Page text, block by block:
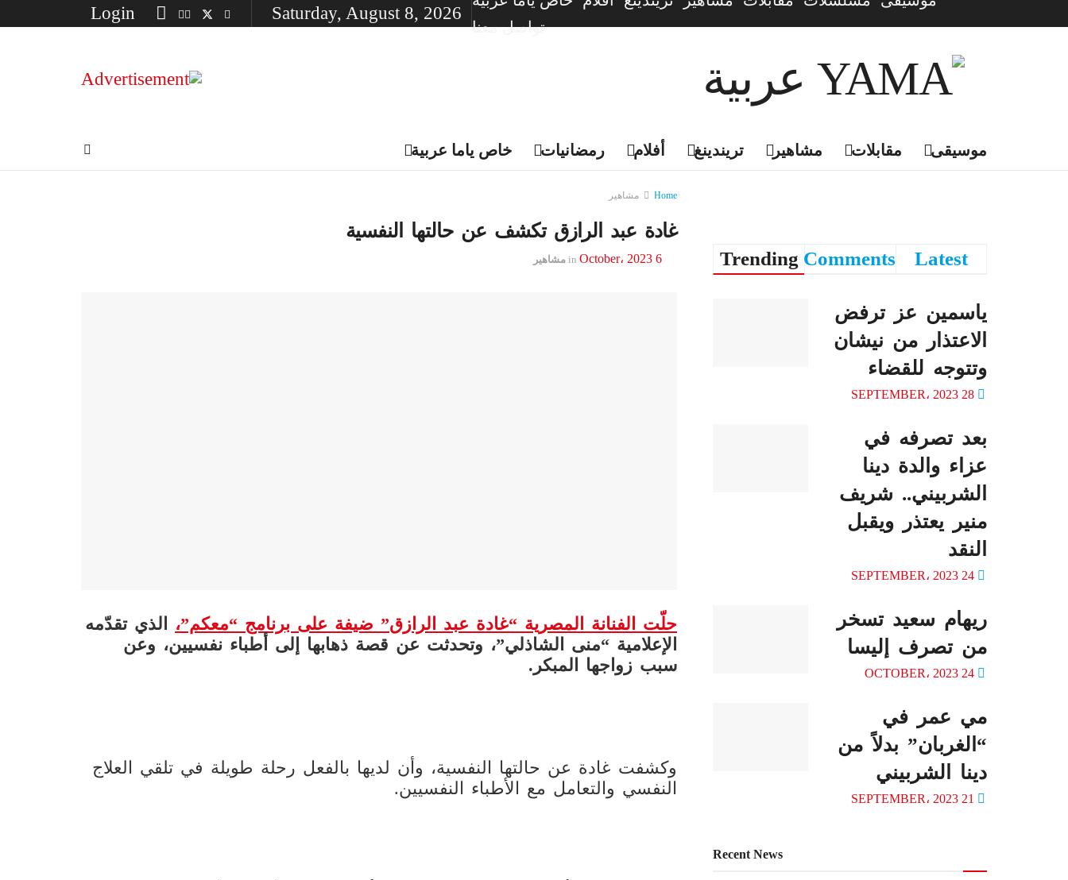
تواصل معنا
Saturday, August 8, 2026
خاص ياما عربية رمضانيات أفلام تريندينغ مشاهير مقابلات موسيقى
Home مشاهير
غادة عبد الرازق تكشف عن حالتها النفسية
6 October، 2023 in مشاهير
حلّت الفنانة المصرية “غادة عبد الرازق” ضيفة على برنامج “معكم”، الذي تقدّمه
الإعلامية “منى الشاذلي”، وتحدثت عن قصة ذهابها إلى أطباء نفسيين، وعن
سبب زواجها المبكر.
وكشفت غادة عن حالتها النفسية، وأن لديها بالفعل رحلة طويلة في تلقي العلاج
النفسي والتعامل مع الأطباء النفسيين.
Trending Comments Latest
ياسمين عز ترفض
الاعتذار من نيشان
وتتوجه للقضاء
بعد تصرفه في
عزاء والدة دينا
الشربيني.. شريف
منير يعتذر ويقبل
النقد
ريهام سعيد تسخر
من تصرف إليسا
مي عمر في
“الغربان” بدلاً من
دينا الشربيني
Recent News